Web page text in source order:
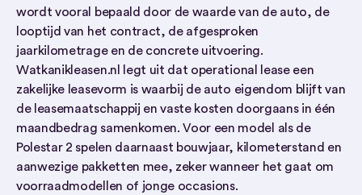
wordt vooral bepaald door de waarde van de auto, de
looptijd van het contract, de afgesproken
jaarkilometrage en de concrete uitvoering.
Watkanikleasen.nl legt uit dat operational lease een
zakelijke leasevorm is waarbij de auto eigendom blijft van
de leasemaatschappij en vaste kosten doorgaans in één
maandbedrag samenkomen. Voor een model als de
Polestar 2 spelen daarnaast bouwjaar, kilometerstand en
aanwezige pakketten mee, zeker wanneer het gaat om
voorraadmodellen of jonge occasions.